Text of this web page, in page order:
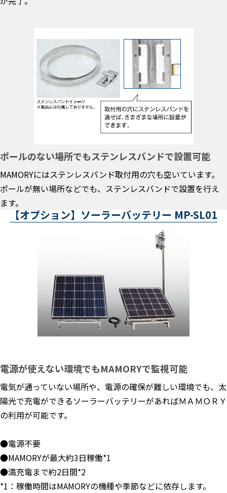
ポールのない場所でもステンレスバンドで設置可能
MAMORYにはステンレスバンド取付用の穴も空いています。
ポールが無い場所などでも、ステンレスバンドで設置を行え
ます。
【オプション】ソーラーバッテリー MP-SL01
電源が使えない環境でもMAMORYで監視可能
電気が通っていない場所や、電源の確保が難しい環境でも、太
陽光で充電ができるソーラーバッテリーがあればＭＡＭＯＲＹ
の利用が可能です。
●電源不要
●MAMORYが最大約3日稼働*1
●満充電まで約2日間*2
*1：稼働時間はMAMORYの機種や季節などに依存します。